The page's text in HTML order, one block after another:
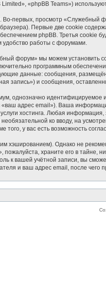
«phpBB Teams»)
первых, просмотр «Служебный
Первые две cookie
phpBB. Третья cookie
работы с форумами.
форум» мы можем установить
программным
данные: сообщения,
запись») и сообщения,
однозначно
адрес email»). Ваша
хостинга. Любая
ко вводу, на
того, у вас есть возможность
Однако не
храните его в тайне,
к вашей учётной записи, вы
и ваш адрес email, после